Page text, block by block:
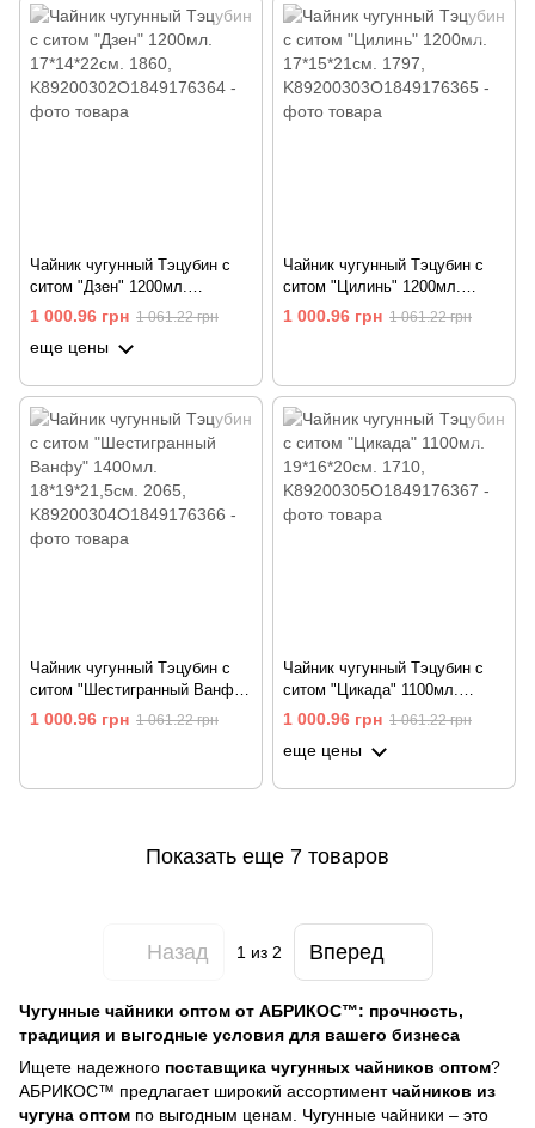
Чайник чугунный Тэцубин с
ситом "Дзен" 1200мл.
17*14*22см. 1860
1 000.96 грн 1 061.22 грн
еще цены
Чайник чугунный Тэцубин с
ситом "Цилинь" 1200мл.
17*15*21см. 1797
1 000.96 грн 1 061.22 грн
Чайник чугунный Тэцубин с
ситом "Шестигранный Ванфу"
1400мл. 18*19*21,5см. 2065
1 000.96 грн 1 061.22 грн
Чайник чугунный Тэцубин с
ситом "Цикада" 1100мл.
19*16*20см. 1710
1 000.96 грн 1 061.22 грн
еще цены
Показать еще 7 товаров
Назад 1из 2 Вперед
Чугунные чайники оптом от АБРИКОС™: прочность,
традиция и выгодные условия для вашего бизнеса
Ищете надежного поставщика чугунных чайников оптом?
АБРИКОС™ предлагает широкий ассортиментчайников из
чугуна оптом по выгодным ценам. Чугунные чайники – это